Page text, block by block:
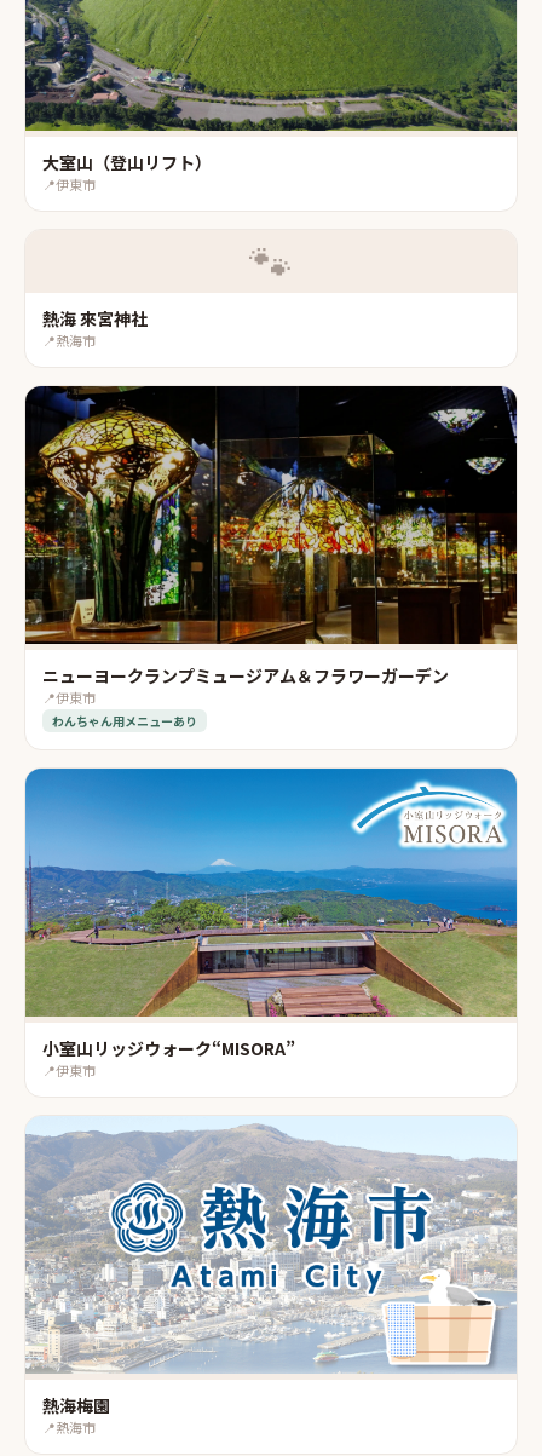
大室山（登山リフト）
📍伊東市
🐾
熱海 來宮神社
📍熱海市
ニューヨークランプミュージアム＆フラワーガーデン
📍伊東市
わんちゃん用メニューあり
小室山リッジウォーク“MISORA”
📍伊東市
熱海梅園
📍熱海市